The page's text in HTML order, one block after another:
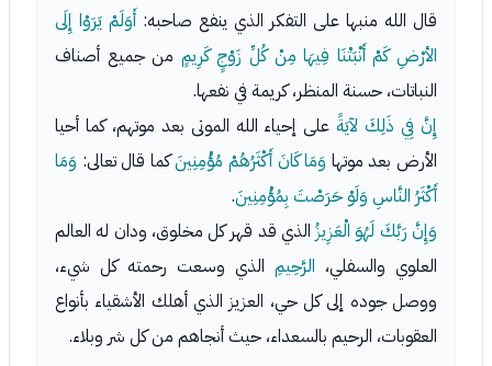
قال الله منبها على التفكر الذي ينفع صاحبه:أَوَلَمْ يَرَوْا إِلَى
الأرْضِ كَمْ أَنْبَتْنَا فِيهَا مِنْ كُلِّ زَوْجٍ كَرِيمٍ من جميع أصناف
النباتات، حسنة المنظر، كريمة في نفعها.
إِنَّ فِي ذَلِكَ لآيَةً على إحياء الله الموتى بعد موتهم، كما أحيا
الأرض بعد موتها وَمَا كَانَ أَكْثَرُهُمْ مُؤْمِنِينَكما قال تعالى: وَمَا
أَكْثَرُ النَّاسِ وَلَوْ حَرَصْتَ بِمُؤْمِنِينَ.
وَإِنَّ رَبَّكَ لَهُوَ الْعَزِيزُالذي قد قهر كل مخلوق، ودان له العالم
العلوي والسفلي، الرَّحِيمِ الذي وسعت رحمته كل شيء،
ووصل جوده إلى كل حي، العزيز الذي أهلك الأشقياء بأنواع
العقوبات، الرحيم بالسعداء، حيث أنجاهم من كل شر وبلاء.